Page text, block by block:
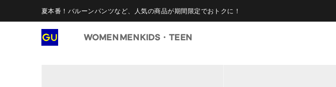
夏本番！バルーンパンツなど、人気の商品が期間限定でおトクに！
WOMEN MENKIDS・TEEN